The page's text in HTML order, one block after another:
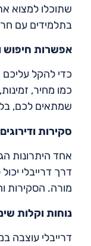
שתוכלו למצוא
בתלמידים עם
אפשרות חיפוש
כדי להקל עליכם
כמו מחיר,
שמתאים לכם, בלי
סקירות
אחד היתרונות
דרך דרייבלי
מורה. הסקירות
נוחות וקלות
דרייבלי עוצבה